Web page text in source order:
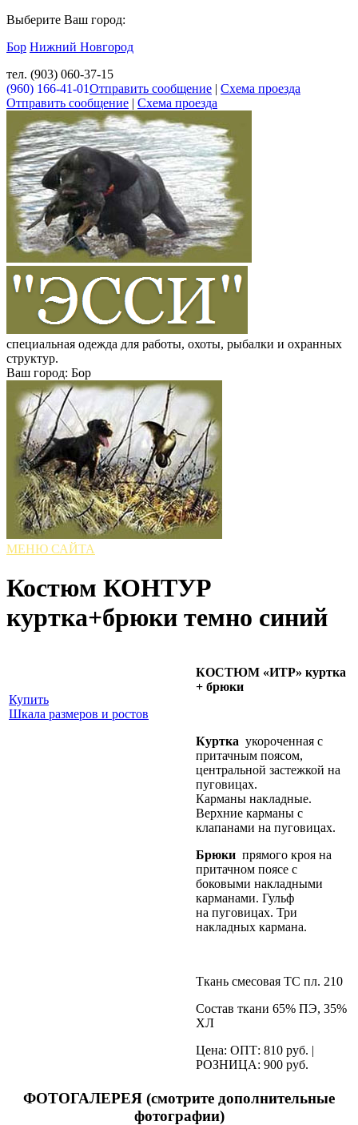
Выберите Ваш город:
Бор Нижний Новгород
тел. (903) 060-37-15
(960) 166-41-01Отправить сообщение | Схема проезда
Отправить сообщение | Схема проезда
специальная одежда для работы, охоты, рыбалки и охранных
структур.
Ваш город: Бор
МЕНЮ САЙТА
Костюм КОНТУР
куртка+брюки темно синий
Купить
Шкала размеров и ростов
КОСТЮМ «ИТР» куртка
+ брюки
Куртка укороченная с
притачным поясом,
центральной застежкой на
пуговицах.
Карманы накладные.
Верхние карманы с
клапанами на пуговицах.
Брюки прямого кроя на
притачном поясе с
боковыми накладными
карманами. Гульф
на пуговицах. Три
накладных кармана.
Ткань смесовая ТС пл. 210
Состав ткани 65% ПЭ, 35%
ХЛ
Цена: ОПТ: 810 руб. |
РОЗНИЦА: 900 руб.
ФОТОГАЛЕРЕЯ (смотрите дополнительные
фотографии)